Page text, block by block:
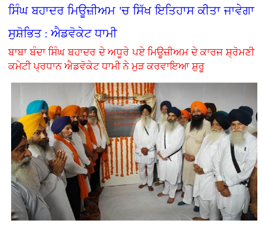
ਸਿੰਘ ਬਹਾਦਰ ਮਿਊਜ਼ੀਅਮ 'ਚ ਸਿੱਖ ਇਤਿਹਾਸ ਕੀਤਾ ਜਾਵੇਗਾ
ਸੁਸ਼ੋਭਿਤ : ਐਡਵੋਕੇਟ ਧਾਮੀ
ਬਾਬਾ ਬੰਦਾ ਸਿੰਘ ਬਹਾਦਰ ਦੇ ਅਧੂਰੇ ਪਏ ਮਿਊਜ਼ੀਅਮ ਦੇ ਕਾਰਜ ਸ਼੍ਰੋਮਣੀ
ਕਮੇਟੀ ਪ੍ਰਧਾਨ ਐਡਵੋਕੇਟ ਧਾਮੀ ਨੇ ਮੁੜ ਕਰਵਾਇਆ ਸ਼ੁਰੂ